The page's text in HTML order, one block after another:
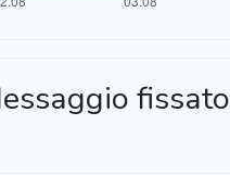
fissato